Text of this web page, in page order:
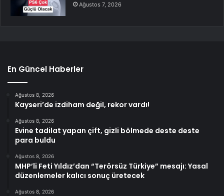
Ağustos 7, 2026
En Güncel Haberler
Ağustos 8, 2026
Kayseri’de izdiham değil, rekor vardı!
Ağustos 8, 2026
Evine tadilat yapan çift, gizli bölmede deste deste
para buldu
Ağustos 8, 2026
MHP’li Feti Yıldız’dan “Terörsüz Türkiye” mesajı: Yasal
düzenlemeler kalıcı sonuç üretecek
Ağustos 8, 2026